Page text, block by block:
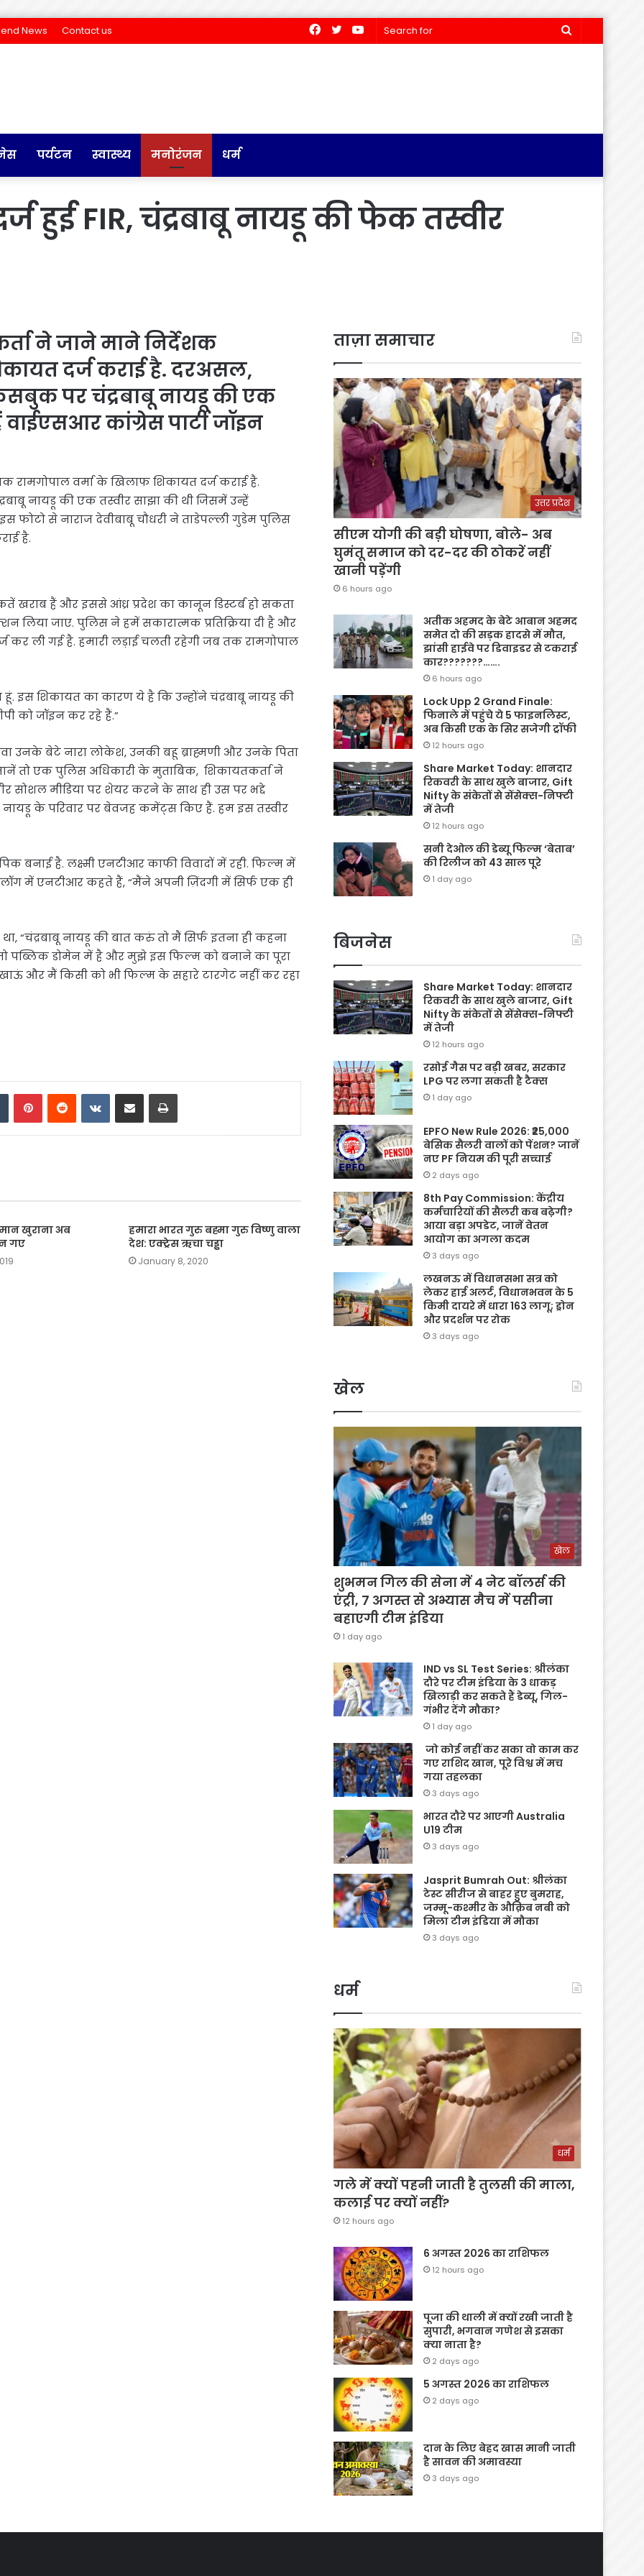
News Contact us
Search
YouTube
Twitter
Facebook
पर्यटन स्वास्थ्य मनोरंजन धर्म
हुई FIR, चंद्रबाबू नायडू की फेक तस्वीर
ने जाने माने निर्देशक
दर्ज कराई है. दरअसल,
पर चंद्रबाबू नायडू की एक
कांग्रेस पार्टी जॉइन
रामगोपाल वर्मा के खिलाफ शिकायत दर्ज कराई है.
नायडू की एक तस्वीर साझा की थी जिसमें उन्हें
फोटो से नाराज देवीबाबू चौधरी ने ताडेपल्ली गुडेम पुलिस
है.
खराब हैं और इससे आंध्र प्रदेश का कानून डिस्टर्ब हो सकता
जाए. पुलिस ने हमें सकारात्मक प्रतिक्रिया दी है और
ली गई है. हमारी लड़ाई चलती रहेगी जब तक रामगोपाल
इस शिकायत का कारण ये है कि उन्होंने चंद्रबाबू नायडू की
को जॉइन कर रहे हैं.”
उनके बेटे नारा लोकेश, उनकी बहू ब्राह्मणी और उनके पिता
तो एक पुलिस अधिकारी के मुताबिक, शिकायतकर्ता ने
सोशल मीडिया पर शेयर करने के साथ ही उस पर भद्दे
के परिवार पर बेवजह कमेंट्स किए हैं. हम इस तस्वीर
बनाई है. लक्ष्मी एनटीआर काफी विवादों में रही. फिल्म में
में एनटीआर कहते हैं, “मैंने अपनी ज़िंदगी में सिर्फ एक ही
“चंद्रबाबू नायडू की बात करुं तो मैं सिर्फ इतना ही कहना
पब्लिक डोमेन में है और मुझे इस फिल्म को बनाने का पूरा
और मैं किसी को भी फिल्म के सहारे टारगेट नहीं कर रहा
TumblrPinterestReddit VKontakte
Share via Email Print
खुराना अब
गए
हमारा भारत गुरु बह्मा गुरु विष्णु वाला
देश: एक्ट्रेस ऋचा चड्ढा
January 8, 2020
ताज़ा समाचार
उत्तर प्रदेश
सीएम योगी की बड़ी घोषणा, बोले- अब
घुमंतू समाज को दर-दर की ठोकरें नहीं
खानी पड़ेंगी
6 hours ago
अतीक अहमद के बेटे आबान अहमद
समेत दो की सड़क हादसे में मौत,
झांसी हाईवे पर डिवाइडर से टकराई
कार???????…….
6 hours ago
Lock Upp 2 Grand Finale:
फिनाले में पहुंचे ये 5 फाइनलिस्ट,
अब किसी एक के सिर सजेगी ट्रॉफी
12 hours ago
Share Market Today: शानदार
रिकवरी के साथ खुले बाजार, Gift
Nifty के संकेतों से सेंसेक्स-निफ्टी
में तेजी
12 hours ago
सनी देओल की डेब्यू फिल्म ‘बेताब’
की रिलीज को 43 साल पूरे
1 day ago
बिजनेस
Share Market Today: शानदार
रिकवरी के साथ खुले बाजार, Gift
Nifty के संकेतों से सेंसेक्स-निफ्टी
में तेजी
12 hours ago
रसोई गैस पर बड़ी खबर, सरकार
LPG पर लगा सकती है टैक्स
1 day ago
EPFO New Rule 2026: ₹25,000
बेसिक सैलरी वालों को पेंशन? जानें
नए PF नियम की पूरी सच्चाई
2 days ago
8th Pay Commission: केंद्रीय
कर्मचारियों की सैलरी कब बढ़ेगी?
आया बड़ा अपडेट, जानें वेतन
आयोग का अगला कदम
3 days ago
लखनऊ में विधानसभा सत्र को
लेकर हाई अलर्ट, विधानभवन के 5
किमी दायरे में धारा 163 लागू; ड्रोन
और प्रदर्शन पर रोक
3 days ago
खेल
खेल
शुभमन गिल की सेना में 4 नेट बॉलर्स की
एंट्री, 7 अगस्त से अभ्यास मैच में पसीना
बहाएगी टीम इंडिया
1 day ago
IND vs SL Test Series: श्रीलंका
दौरे पर टीम इंडिया के 3 धाकड़
खिलाड़ी कर सकते हैं डेब्यू, गिल-
गंभीर देंगे मौका?
1 day ago
जो कोई नहीं कर सका वो काम कर
गए राशिद खान, पूरे विश्व में मच
गया तहलका
3 days ago
भारत दौरे पर आएगी Australia
U19 टीम
3 days ago
Jasprit Bumrah Out: श्रीलंका
टेस्ट सीरीज से बाहर हुए बुमराह,
जम्मू-कश्मीर के औक़िब नबी को
मिला टीम इंडिया में मौका
3 days ago
धर्म
धर्म
गले में क्यों पहनी जाती है तुलसी की माला,
कलाई पर क्यों नहीं?
12 hours ago
6 अगस्त 2026 का राशिफल
12 hours ago
पूजा की थाली में क्यों रखी जाती है
सुपारी, भगवान गणेश से इसका
क्या नाता है?
2 days ago
5 अगस्त 2026 का राशिफल
2 days ago
दान के लिए बेहद खास मानी जाती
है सावन की अमावस्या
3 days ago